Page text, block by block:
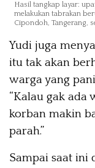
Hasil tangkap layar:
melakukan tabrakan
Cipondoh, Tangerang,
Yudi juga
itu tak akan
warga yang
“Kalau gak ada
korban makin
parah.”
Sampai saat ini